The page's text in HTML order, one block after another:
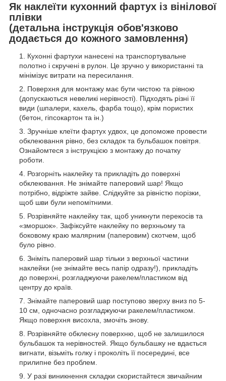
Як наклеїти кухонний фартух із вінілової
плівки
(детальна інструкція обов'язково
додається до кожного замовлення)
Кухонні фартухи нанесені на транспортувальне
полотно і скручені в рулон. Це зручно у використанні та
мінімізує витрати на пересилання.
Поверхня для монтажу має бути чистою та рівною
(допускаються невеликі нерівності). Підходять різні її
види (шпалери, кахель, фарба тощо), крім пористих
(бетон, гіпсокартон та ін.)
Зручніше клеїти фартух удвох, це допоможе провести
обклеювання рівно, без складок та бульбашок повітря.
Ознайомтеся з інструкцією з монтажу до початку
роботи.
Розгорніть наклейку та прикладіть до поверхні
обклеювання. Не знімайте паперовий шар! Якщо
потрібно, відріжте зайве. Слідкуйте за рівністю порізки,
щоб шви були непомітними.
Розрівняйте наклейку так, щоб уникнути перекосів та
«зморшок». Зафіксуйте наклейку по верхньому та
боковому краю малярним (паперовим) скотчем, щоб
було рівно.
Зніміть паперовий шар тільки з верхньої частини
наклейки (не знімайте весь папір одразу!), прикладіть
до поверхні, розгладжуючи ракелем/пластиком від
центру до країв.
Знімайте паперовий шар поступово зверху вниз по 5-
10 см, одночасно розгладжуючи ракелем/пластиком.
Якщо поверхня висохла, змочіть знову.
Розрівняйте обклеєну поверхню, щоб не залишилося
бульбашок та нерівностей. Якщо бульбашку не вдається
вигнати, візьміть голку і проколіть її посередині, все
прилипне без проблем.
У разі виникнення складки скористайтеся звичайним